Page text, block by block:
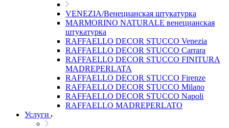
VENEZIA/Венецианская штукатурка
MARMORINO NATURALE венецианская
штукатурка
RAFFAELLO DECOR STUCCO Venezia
RAFFAELLO DECOR STUCCO Carrara
RAFFAELLO DECOR STUCCO FINITURA
MADREPERLATA
RAFFAELLO DECOR STUCCO Firenze
RAFFAELLO DECOR STUCCO Milano
RAFFAELLO DECOR STUCCO Napoli
RAFFAELLO MADREPERLATO
Услуги